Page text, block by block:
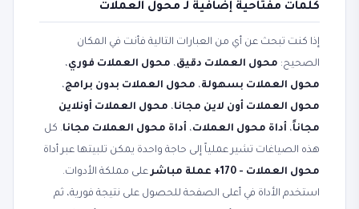
كلمات مفتاحية إضافية لـ محول العملات
إذا كنت تبحث عن أي من العبارات التالية فأنت في المكان
الصحيح: محول العملات دقيق، محول العملات فوري،
محول العملات بسهولة، محول العملات بدون برامج،
محول العملات أون لاين مجانا، محول العملات أونلاين
مجاناً، أداة محول العملات، أداة محول العملات مجانا. كل
هذه الصياغات تشير عملياً إلى حاجة واحدة يمكن تلبيتها عبر أداة
محول العملات - 170+ عملة مباشر
على مملكة الأدوات.
استخدم الأداة في أعلى الصفحة للحصول على نتيجة فورية، ثم